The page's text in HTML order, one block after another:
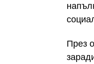
През